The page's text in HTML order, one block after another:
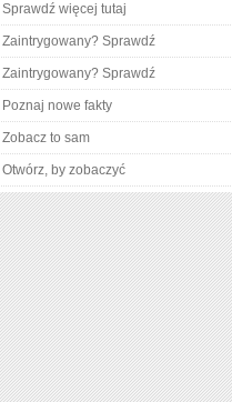
Sprawdź więcej tutaj
Zaintrygowany? Sprawdź
Zaintrygowany? Sprawdź
Poznaj nowe fakty
Zobacz to sam
Otwórz, by zobaczyć